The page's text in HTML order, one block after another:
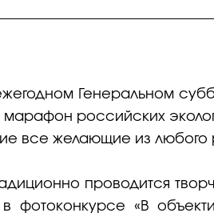
Генеральном
российских
все желающие из любого
проводится
фотоконкурсе «В